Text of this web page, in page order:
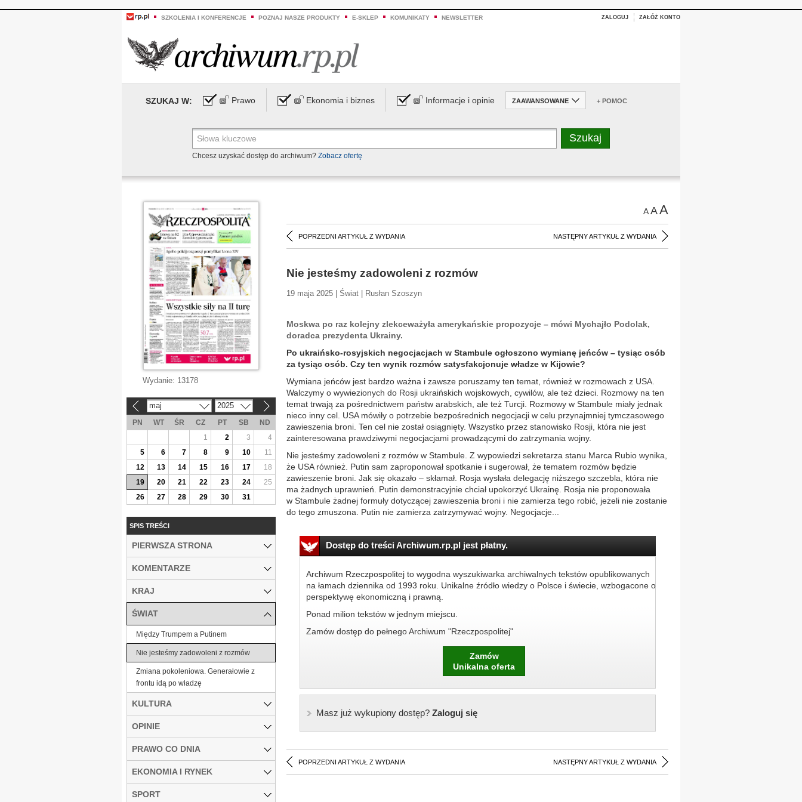
SZKOLENIA I KONFERENCJE POZNAJ NASZE PRODUKTY E-SKLEP KOMUNIKATY NEWSLETTER ZALOGUJ ZAŁÓŻ KONTO
SZUKAJ W: Prawo Ekonomia i biznes Informacje i opinie ZAAWANSOWANE + POMOC
Chcesz uzyskać dostęp do archiwum? Zobacz ofertę
AAA
POPRZEDNI ARTYKUŁ Z WYDANIA NASTĘPNY ARTYKUŁ Z WYDANIA
Nie jesteśmy zadowoleni z rozmów
19 maja 2025 | Świat | Rusłan Szoszyn
Moskwa po raz kolejny zlekceważyła amerykańskie propozycje – mówi Mychajło Podolak,
doradca prezydenta Ukrainy.
Po ukraińsko-rosyjskich negocjacjach w Stambule ogłoszono wymianę jeńców – tysiąc osób
za tysiąc osób. Czy ten wynik rozmów satysfakcjonuje władze w Kijowie?
Wymiana jeńców jest bardzo ważna i zawsze poruszamy ten temat, również w rozmowach z USA.
Walczymy o wywiezionych do Rosji ukraińskich wojskowych, cywilów, ale też dzieci. Rozmowy na ten
temat trwają za pośrednictwem państw arabskich, ale też Turcji. Rozmowy w Stambule miały jednak
nieco inny cel. USA mówiły o potrzebie bezpośrednich negocjacji w celu przynajmniej tymczasowego
zawieszenia broni. Ten cel nie został osiągnięty. Wszystko przez stanowisko Rosji, która nie jest
zainteresowana prawdziwymi negocjacjami prowadzącymi do zatrzymania wojny.
Nie jesteśmy zadowoleni z rozmów w Stambule. Z wypowiedzi sekretarza stanu Marca Rubio wynika,
że USA również. Putin sam zaproponował spotkanie i sugerował, że tematem rozmów będzie
zawieszenie broni. Jak się okazało – skłamał. Rosja wysłała delegację niższego szczebla, która nie
ma żadnych uprawnień. Putin demonstracyjnie chciał upokorzyć Ukrainę. Rosja nie proponowała
w Stambule żadnej formuły dotyczącej zawieszenia broni i nie zamierza tego robić, jeżeli nie zostanie
do tego zmuszona. Putin nie zamierza zatrzymywać wojny. Negocjacje...
Dostęp do treści Archiwum.rp.pl jest płatny.
Archiwum Rzeczpospolitej to wygodna wyszukiwarka archiwalnych tekstów opublikowanych
na łamach dziennika od 1993 roku. Unikalne źródło wiedzy o Polsce i świecie, wzbogacone o
perspektywę ekonomiczną i prawną.
Ponad milion tekstów w jednym miejscu.
Zamów dostęp do pełnego Archiwum "Rzeczpospolitej"
Zamów
Unikalna oferta
Masz już wykupiony dostęp?Zaloguj się
POPRZEDNI ARTYKUŁ Z WYDANIA NASTĘPNY ARTYKUŁ Z WYDANIA
Wydanie: 13178
maj 2025
PN WT ŚR CZ PT SB
ND
1
2 3
4
5
6 7 8 9 10
11
12
13 14 15 16 17
18
19
20 21 22 23 24
25
26
27 28 29 30 31
SPIS TREŚCI
PIERWSZA STRONA
KOMENTARZE
KRAJ
ŚWIAT
Między Trumpem a Putinem
Nie jesteśmy zadowoleni z rozmów
Zmiana pokoleniowa. Generałowie z
frontu idą po władzę
KULTURA
OPINIE
PRAWO CO DNIA
EKONOMIA I RYNEK
SPORT